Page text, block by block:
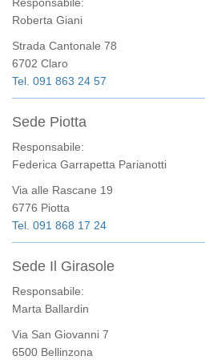
Responsabile:
Roberta Giani
Strada Cantonale 78
6702 Claro
Tel. 091 863 24 57
Sede Piotta
Responsabile:
Federica Garrapetta Parianotti
Via alle Rascane 19
6776 Piotta
Tel. 091 868 17 24
Sede Il Girasole
Responsabile:
Marta Ballardin
Via San Giovanni 7
6500 Bellinzona